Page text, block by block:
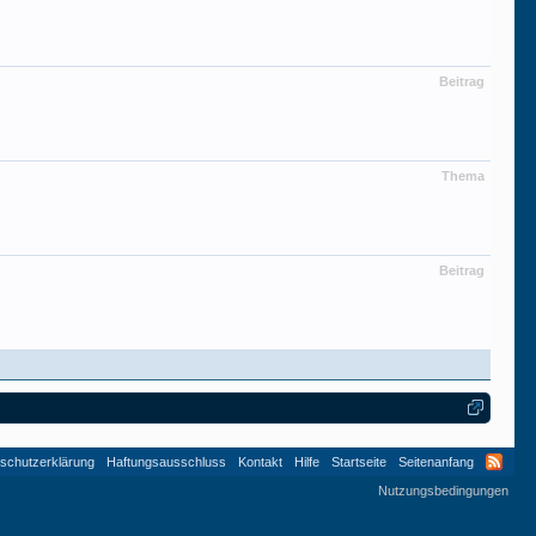
Beitrag
Thema
Beitrag
Haftungsausschluss Kontakt Hilfe Startseite
Seitenanfang
Nutzungsbedingungen